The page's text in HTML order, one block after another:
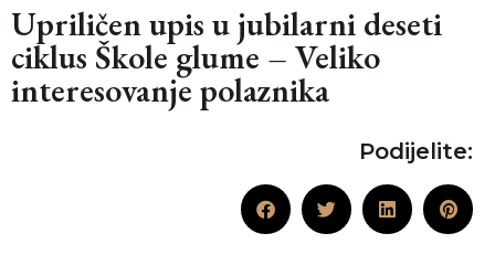
Upriličen upis u jubilarni deseti
ciklus Škole glume – Veliko
interesovanje polaznika
Podijelite: